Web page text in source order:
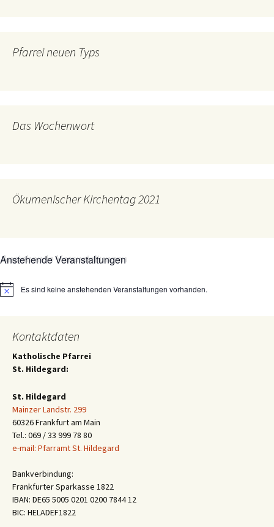
Pfarrei neuen Typs
Das Wochenwort
Ökumenischer Kirchentag 2021
Anstehende Veranstaltungen
HinweisEs sind keine anstehenden Veranstaltungen vorhanden.
Kontaktdaten
Katholische Pfarrei
St. Hildegard:
St. Hildegard
Mainzer Landstr. 299
60326 Frankfurt am Main
Tel.: 069 / 33 999 78 80
e-mail: Pfarramt St. Hildegard
Bankverbindung:
Frankfurter Sparkasse 1822
IBAN: DE65 5005 0201 0200 7844 12
BIC: HELADEF1822